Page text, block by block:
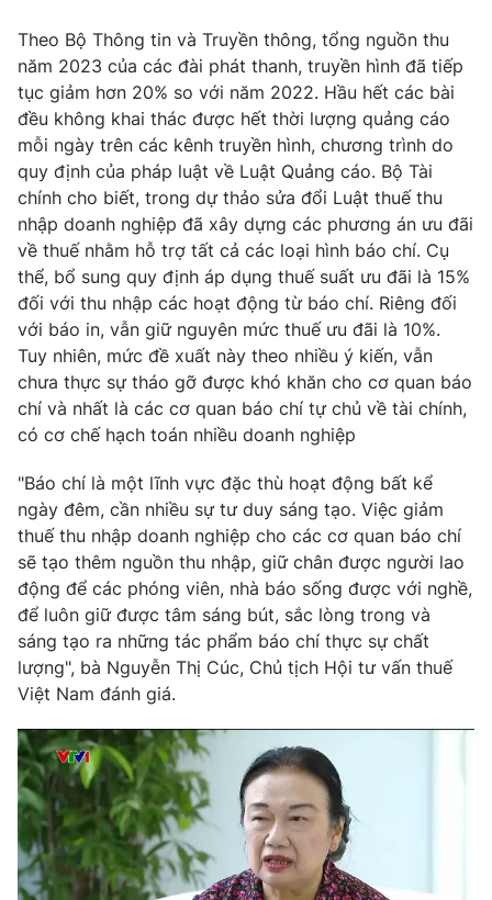
Liên hệ quảng cáo:024-7300.7108
® Cấm sao chép dưới mọi hình thức nếu không có sự chấp
thuận bằng văn bản. Ghi rõ nguồn VTV.vn khi phát hành lại
thông tin từ website này.
Theo Bộ Thông tin và Truyền thông, tổng nguồn thu
năm 2023 của các đài phát thanh, truyền hình đã tiếp
tục giảm hơn 20% so với năm 2022. Hầu hết các bài
đều không khai thác được hết thời lượng quảng cáo
mỗi ngày trên các kênh truyền hình, chương trình do
quy định của pháp luật về Luật Quảng cáo. Bộ Tài
chính cho biết, trong dự thảo sửa đổi Luật thuế thu
nhập doanh nghiệp đã xây dựng các phương án ưu đãi
về thuế nhằm hỗ trợ tất cả các loại hình báo chí. Cụ
thể, bổ sung quy định áp dụng thuế suất ưu đãi là 15%
đối với thu nhập các hoạt động từ báo chí. Riêng đối
với báo in, vẫn giữ nguyên mức thuế ưu đãi là 10%.
Tuy nhiên, mức đề xuất này theo nhiều ý kiến, vẫn
chưa thực sự tháo gỡ được khó khăn cho cơ quan báo
chí và nhất là các cơ quan báo chí tự chủ về tài chính,
có cơ chế hạch toán nhiều doanh nghiệp
"Báo chí là một lĩnh vực đặc thù hoạt động bất kể
ngày đêm, cần nhiều sự tư duy sáng tạo. Việc giảm
thuế thu nhập doanh nghiệp cho các cơ quan báo chí
sẽ tạo thêm nguồn thu nhập, giữ chân được người lao
động để các phóng viên, nhà báo sống được với nghề,
để luôn giữ được tâm sáng bút, sắc lòng trong và
sáng tạo ra những tác phẩm báo chí thực sự chất
lượng", bà Nguyễn Thị Cúc, Chủ tịch Hội tư vấn thuế
Việt Nam đánh giá.